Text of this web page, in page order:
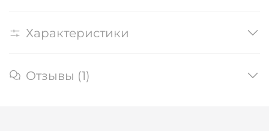
Характеристики
Отзывы (1)